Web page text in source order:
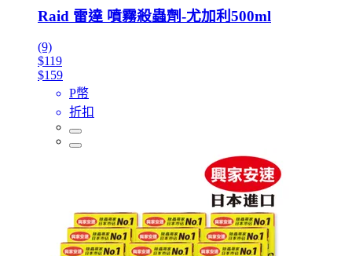
Raid 雷達 噴霧殺蟲劑-尤加利500ml
(9)
$119
$159
P幣
折扣